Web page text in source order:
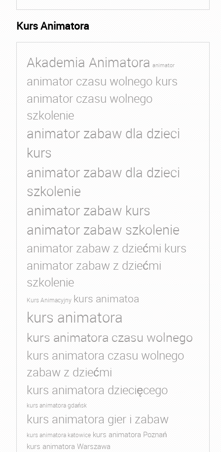
Kurs Animatora
Akademia Animatora animator
animator czasu wolnego kurs
animator czasu wolnego
szkolenie
animator zabaw dla dzieci
kurs
animator zabaw dla dzieci
szkolenie
animator zabaw kurs
animator zabaw szkolenie
animator zabaw z dziećmi kurs
animator zabaw z dziećmi
szkolenie
Kurs Animacyjny kurs animatoa
kurs animatora
kurs animatora czasu wolnego
kurs animatora czasu wolnego
zabaw z dziećmi
kurs animatora dziecięcego
kurs animatora gdańsk
kurs animatora gier i zabaw
kurs animatora katowice kurs animatora Poznań
kurs animatora Warszawa